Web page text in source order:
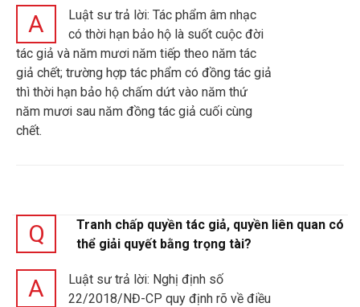
A
Luật sư trả lời: Tác phẩm âm nhạc
có thời hạn bảo hộ là suốt cuộc đời
tác giả và năm mươi năm tiếp theo năm tác
giả chết; trường hợp tác phẩm có đồng tác giả
thì thời hạn bảo hộ chấm dứt vào năm thứ
năm mươi sau năm đồng tác giả cuối cùng
chết.
Q
Tranh chấp quyền tác giả, quyền liên quan có
thể giải quyết bằng trọng tài?
A
Luật sư trả lời: Nghị định số
22/2018/NĐ-CP quy định rõ về điều